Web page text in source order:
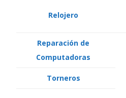
Relojero
Reparación de
Computadoras
Torneros